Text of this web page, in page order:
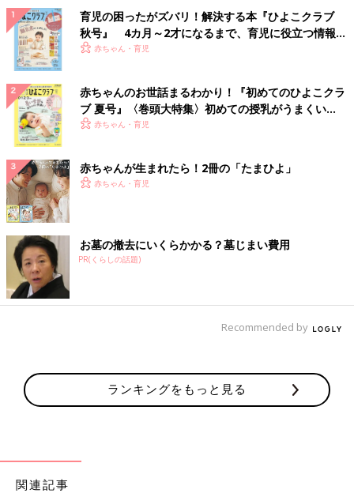
育児の困ったがズバリ！解決する本『ひよこクラブ
秋号』 4カ月～2才になるまで、育児に役立つ情報が
いっぱい！
赤ちゃん・育児
赤ちゃんのお世話まるわかり！『初めてのひよこクラ
ブ 夏号』〈巻頭大特集〉初めての授乳がうまくい
く！ おっぱい・ミルクの基本と夏のトラブル 解決テ
赤ちゃん・育児
赤ちゃんが生まれたら！2冊の「たまひよ」
赤ちゃん・育児
お墓の撤去にいくらかかる？墓じまい費用
PR(くらしの話題)
Recommended by
ランキングをもっと見る
関連記事